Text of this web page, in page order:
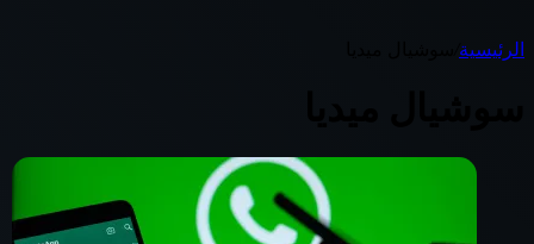
الرئيسية